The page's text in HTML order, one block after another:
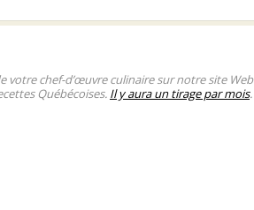
votre chef-d’œuvre culinaire sur notre site Web
Québécoises. Il y aura un tirage par mois.